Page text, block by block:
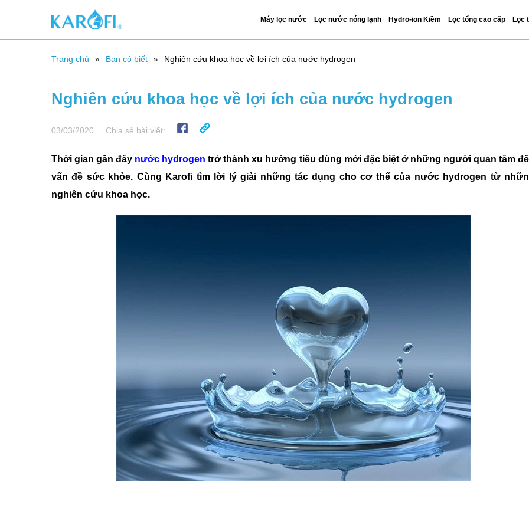
Máy lọc nước Lọc nước nóng lạnh Hydro-ion Kiềm Lọc tổng cao cấp Lọc
Trang chủ Bạn có biết Nghiên cứu khoa học về lợi ích của nước hydrogen
Nghiên cứu khoa học về lợi ích của nước hydrogen
03/03/2020 Chia sẻ bài viết:
Thời gian gần đây nước hydrogen trở thành xu hướng tiêu dùng mới đặc biệt ở những người quan tâm
vấn đề sức khỏe. Cùng Karofi tìm lời lý giải những tác dụng cho cơ thể của nước hydrogen từ
nghiên cứu khoa học.